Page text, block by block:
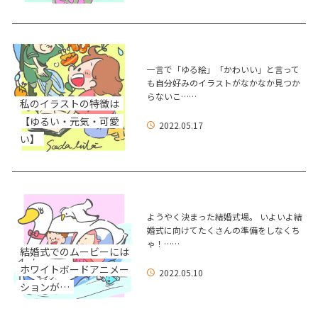
私のイラストの特徴は
【ゆるい・元気・可愛
い】
一言で「ゆる絵」「かわいい」と言って
も自分好みのイラストがなかなか見つか
らないこ……
2022.05.17
結婚式でのムービーには
ホワイトボードアニメー
ションが…
ようやく決まった結婚式場。 いよいよ結
婚式に向けてたくさんの準備をしなくち
ゃ！……
2022.05.10